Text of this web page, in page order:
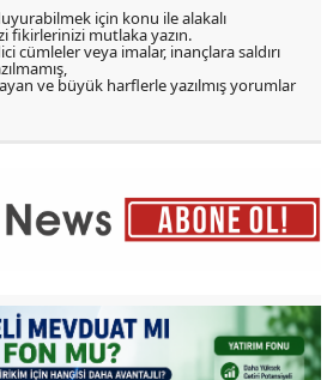
için konu ile alakalı
fikirlerinizi mutlaka yazın.
cümleler veya imalar, inançlara saldırı
ve büyük harflerle yazılmış yorumlar